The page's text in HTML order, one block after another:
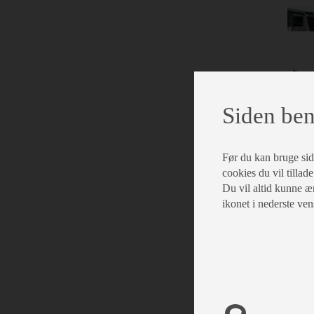
Siden
Før du kan bruge
cookies du vil
Du vil altid kunne
ikonet i nederste